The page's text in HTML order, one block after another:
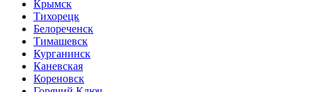
Крымск
Тихорецк
Белореченск
Тимашевск
Курганинск
Каневская
Кореновск